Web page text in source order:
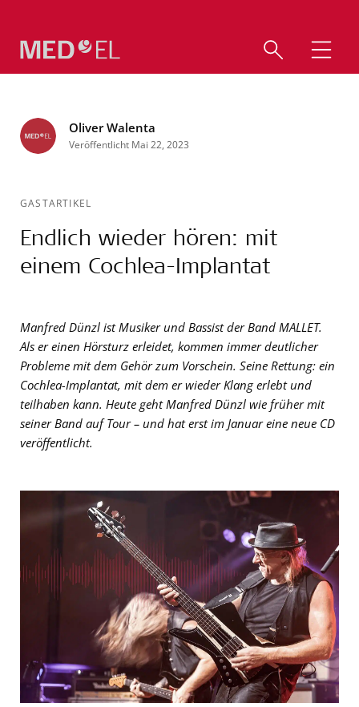
Oliver Walenta
Veröffentlicht Mai 22, 2023
GASTARTIKEL
Endlich wieder hören: mit
einem Cochlea-Implantat
Manfred Dünzl ist Musiker und Bassist der Band MALLET.
Als er einen Hörsturz erleidet, kommen immer deutlicher
Probleme mit dem Gehör zum Vorschein. Seine Rettung: ein
Cochlea-Implantat, mit dem er wieder Klang erlebt und
teilhaben kann. Heute geht Manfred Dünzl wie früher mit
seiner Band auf Tour – und hat erst im Januar eine neue CD
veröffentlicht.